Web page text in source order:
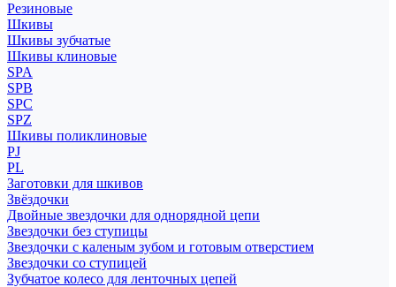
Резиновые
Шкивы
Шкивы зубчатые
Шкивы клиновые
SPA
SPB
SPC
SPZ
Шкивы поликлиновые
PJ
PL
Заготовки для шкивов
Звёздочки
Двойные звездочки для однорядной цепи
Звездочки без ступицы
Звездочки с каленым зубом и готовым отверстием
Звездочки со ступицей
Зубчатое колесо для ленточных цепей